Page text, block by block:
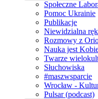
Społeczne
Pomoc Ukrainie
Publikacje
Niewidzialna
Rozmowy z
Nauka jest
Twarze
Słuchowiska
#maszwsparcie
Wrocław -
Pulsar (podcast)